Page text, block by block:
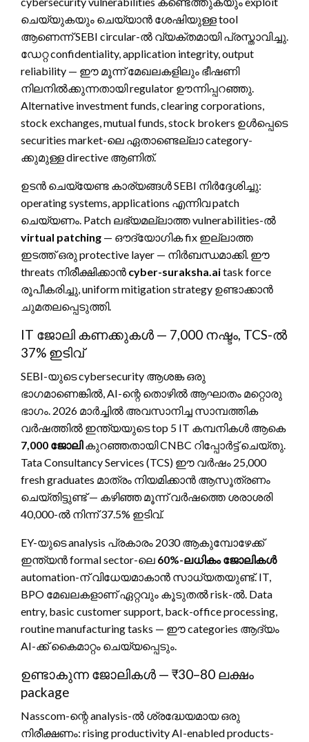
ചെയ്യുകയും ചെയ്യാൻ ശേഷിയുള്ള tool
ആണെന്ന് SEBI circular-ൽ വ്യക്തമായി പ്രസ്താവിച്ചു.
ഡേറ്റ confidentiality, application integrity, output
reliability — ഈ മൂന്ന് മേഖലകളിലും ഭീഷണി
നിലനിൽക്കുന്നതായി regulator ഊന്നിപ്പറഞ്ഞു.
Alternative investment funds, clearing corporations,
stock exchanges, mutual funds, stock brokers ഉൾപ്പെടെ
securities market-ലെ ഏതാണ്ടെല്ലാ category-
ക്കുമുള്ള directive ആണിത്.
ഉടൻ ചെയ്യേണ്ട കാര്യങ്ങൾ SEBI നിർദ്ദേശിച്ചു:
operating systems, applications എന്നിവ patch
ചെയ്യണം. Patch ലഭ്യമല്ലാത്ത vulnerabilities-ൽ
virtual patching — ഔദ്യോഗിക fix ഇല്ലാത്ത
ഇടത്ത് ഒരു protective layer — നിർബന്ധമാക്കി. ഈ
threats നിരീക്ഷിക്കാൻ cyber-suraksha.aitask force
രൂപീകരിച്ചു, uniform mitigation strategy ഉണ്ടാക്കാൻ
ചുമതലപ്പെടുത്തി.
IT ജോലി കണക്കുകൾ — 7,000 നഷ്ടം, TCS-ൽ
37% ഇടിവ്
SEBI-യുടെ cybersecurity ആശങ്ക ഒരു
ഭാഗമാണെങ്കിൽ, AI-ന്റെ തൊഴിൽ ആഘാതം മറ്റൊരു
ഭാഗം. 2026 മാർച്ചിൽ അവസാനിച്ച സാമ്പത്തിക
വർഷത്തിൽ ഇന്ത്യയുടെ top 5 IT കമ്പനികൾ ആകെ
7,000 ജോലികുറഞ്ഞതായി CNBC റിപ്പോർട്ട് ചെയ്തു.
Tata Consultancy Services (TCS) ഈ വർഷം 25,000
fresh graduates മാത്രം നിയമിക്കാൻ ആസൂത്രണം
ചെയ്തിട്ടുണ്ട് — കഴിഞ്ഞ മൂന്ന് വർഷത്തെ ശരാശരി
40,000-ൽ നിന്ന് 37.5% ഇടിവ്.
EY-യുടെ analysis പ്രകാരം 2030 ആകുമ്പോഴേക്ക്
ഇന്ത്യൻ formal sector-ലെ 60%-ലധികം ജോലികൾ
automation-ന് വിധേയമാകാൻ സാധ്യതയുണ്ട്. IT,
BPO മേഖലകളാണ് ഏറ്റവും കൂടുതൽ risk-ൽ. Data
entry, basic customer support, back-office processing,
routine manufacturing tasks — ഈ categories ആദ്യം
AI-ക്ക് കൈമാറ്റം ചെയ്യപ്പെടും.
ഉണ്ടാകുന്ന ജോലികൾ — ₹30–80 ലക്ഷം
package
Nasscom-ന്റെ analysis-ൽ ശ്രദ്ധേയമായ ഒരു
നിരീക്ഷണം: rising productivity AI-enabled products-